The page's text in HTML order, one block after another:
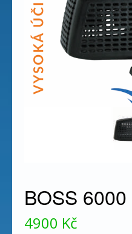
BOSS 6000
4900 Kč